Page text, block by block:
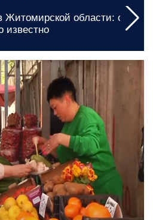
Житомирской области: о
известно